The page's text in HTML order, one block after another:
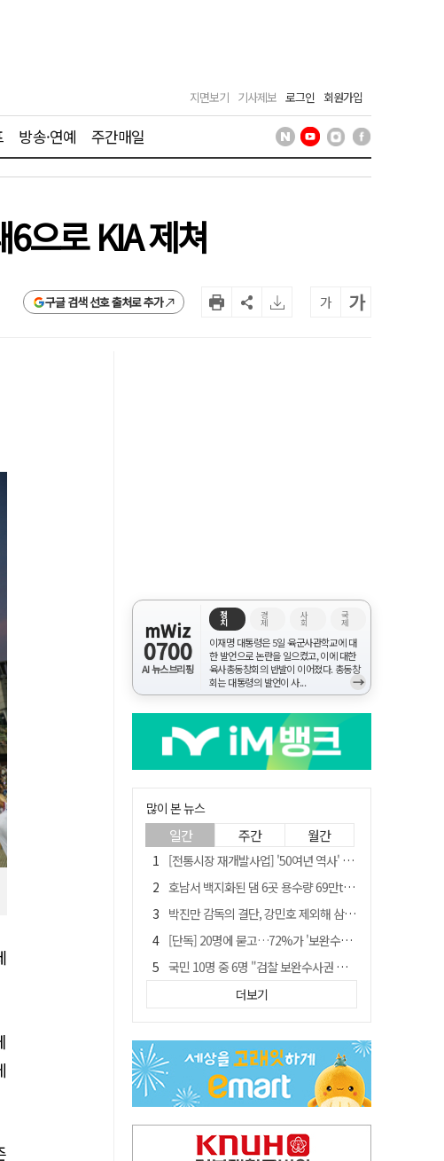
지면보기 기사제보 로그인 회원가입
방송·연예 주간매일
으로 KIA 제쳐
구글 검색 선호 출처로 추가 가 가
mWiz
0700
AI 뉴스브리핑
정
치
경
제
사
회
국
제
이재명 대통령은 5일 육군사관학교에 대
한 발언으로 논란을 일으켰고, 이에 대한
육사총동창회의 반발이 이어졌다. 총동창
회는 대통령의 발언이 사...
→
많이 본 뉴스
일간 주간 월간
[전통시장 재개발사업] '50여년 역사' 수성시장 자리에 25층 주상복합 들어선다
호남서 백지화된 댐 6곳 용수량 69만t… 반도체 클러스터 필요량 넘는다
박진만 감독의 결단, 강민호 제외해 삼성 라이온즈에 긴장감 불어 넣어
[단독] 20명에 묻고…72%가 '보완수사권 폐지'?
국민 10명 중 6명 "검찰 보완수사권 필요"…민주당 지지층도 53.8%
[전통시장 재개발사업] 신천시장 재개발, 준공 후에도 소송전
안동-사가에, "50년 우정 넘어 미래 50년 함께 연다"
"오를까, 내릴까" 목표가 깎인 삼전·닉스…AMD 이어 샌디스크에 쏠린 눈
'부산 돌려차기' 피해자, 서범수 "돌려차기 하죠" 실언 사과 수용
더보기